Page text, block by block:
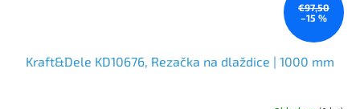
€97,50
–15 %
Kraft&Dele KD10676, Rezačka na dlaždice | 1000 mm